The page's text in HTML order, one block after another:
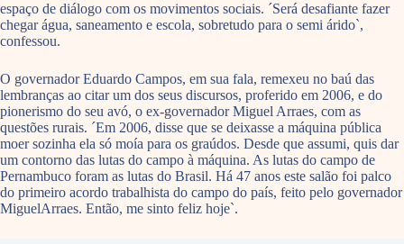
espaço de diálogo com os movimentos sociais. ´Será desafiante fazer
chegar água, saneamento e escola, sobretudo para o semi árido`,
confessou.
O governador Eduardo Campos, em sua fala, remexeu no baú das
lembranças ao citar um dos seus discursos, proferido em 2006, e do
pionerismo do seu avó, o ex-governador Miguel Arraes, com as
questões rurais. ´Em 2006, disse que se deixasse a máquina pública
moer sozinha ela só moía para os graúdos. Desde que assumi, quis dar
um contorno das lutas do campo à máquina. As lutas do campo de
Pernambuco foram as lutas do Brasil. Há 47 anos este salão foi palco
do primeiro acordo trabalhista do campo do país, feito pelo governador
MiguelArraes. Então, me sinto feliz hoje`.